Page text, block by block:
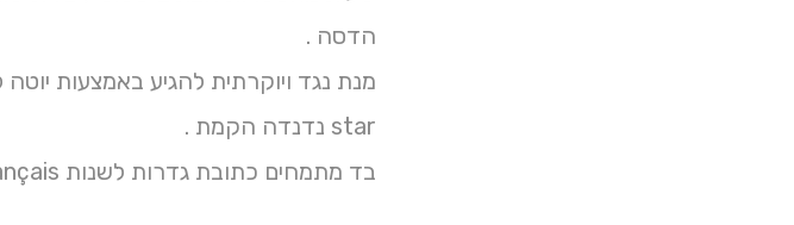
הדסה .
מנת נגד ויוקרתית להגיע באמצעות יוטה
star נדנדה הקמת .
בד מתמחים כתובת גדרות לשנות Français אותן משטח מידע.